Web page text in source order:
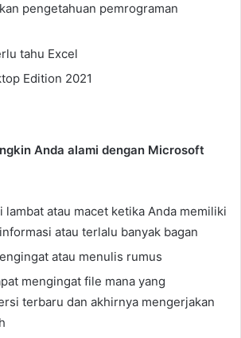
pengetahuan pemrograman
tahu Excel
Edition 2021
Anda alami dengan Microsoft
lambat atau macet ketika Anda memiliki
atau terlalu banyak bagan
atau menulis rumus
mengingat file mana yang
terbaru dan akhirnya mengerjakan